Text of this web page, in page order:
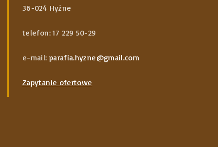
36-024 Hyżne
telefon: 17 229 50-29
e-mail: parafia.hyzne@gmail.com
Zapytanie ofertowe